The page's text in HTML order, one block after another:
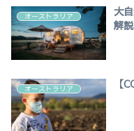
オーストラリア
大
解説
オーストラリア 【